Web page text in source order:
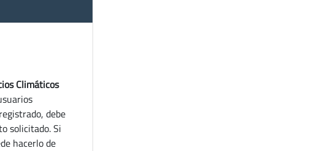
Climáticos
debe
solicitado. Si
hacerlo de